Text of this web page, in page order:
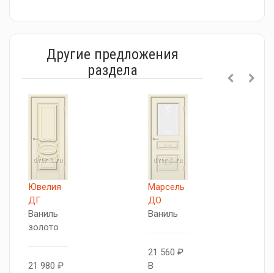
Другие предложения
раздела
Ювелия
ДГ
Ваниль
золото
21 980 ₽
Марсель
ДО
Ваниль
21 560 ₽
В